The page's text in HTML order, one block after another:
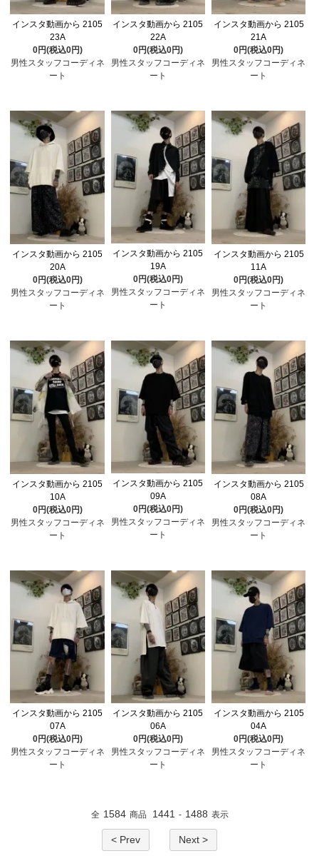
インスタ動画から 2105
23A
0円(税込0円)
男性スタッフコーディネ
ート
インスタ動画から 2105
22A
0円(税込0円)
男性スタッフコーディネ
ート
インスタ動画から 2105
21A
0円(税込0円)
男性スタッフコーディネ
ート
インスタ動画から 2105
20A
0円(税込0円)
男性スタッフコーディネ
ート
インスタ動画から 2105
19A
0円(税込0円)
男性スタッフコーディネ
ート
インスタ動画から 2105
11A
0円(税込0円)
男性スタッフコーディネ
ート
インスタ動画から 2105
10A
0円(税込0円)
男性スタッフコーディネ
ート
インスタ動画から 2105
09A
0円(税込0円)
男性スタッフコーディネ
ート
インスタ動画から 2105
08A
0円(税込0円)
男性スタッフコーディネ
ート
インスタ動画から 2105
07A
0円(税込0円)
男性スタッフコーディネ
ート
インスタ動画から 2105
06A
0円(税込0円)
男性スタッフコーディネ
ート
インスタ動画から 2105
04A
0円(税込0円)
男性スタッフコーディネ
ート
全 1584 商品 1441 - 1488 表示
< Prev Next >